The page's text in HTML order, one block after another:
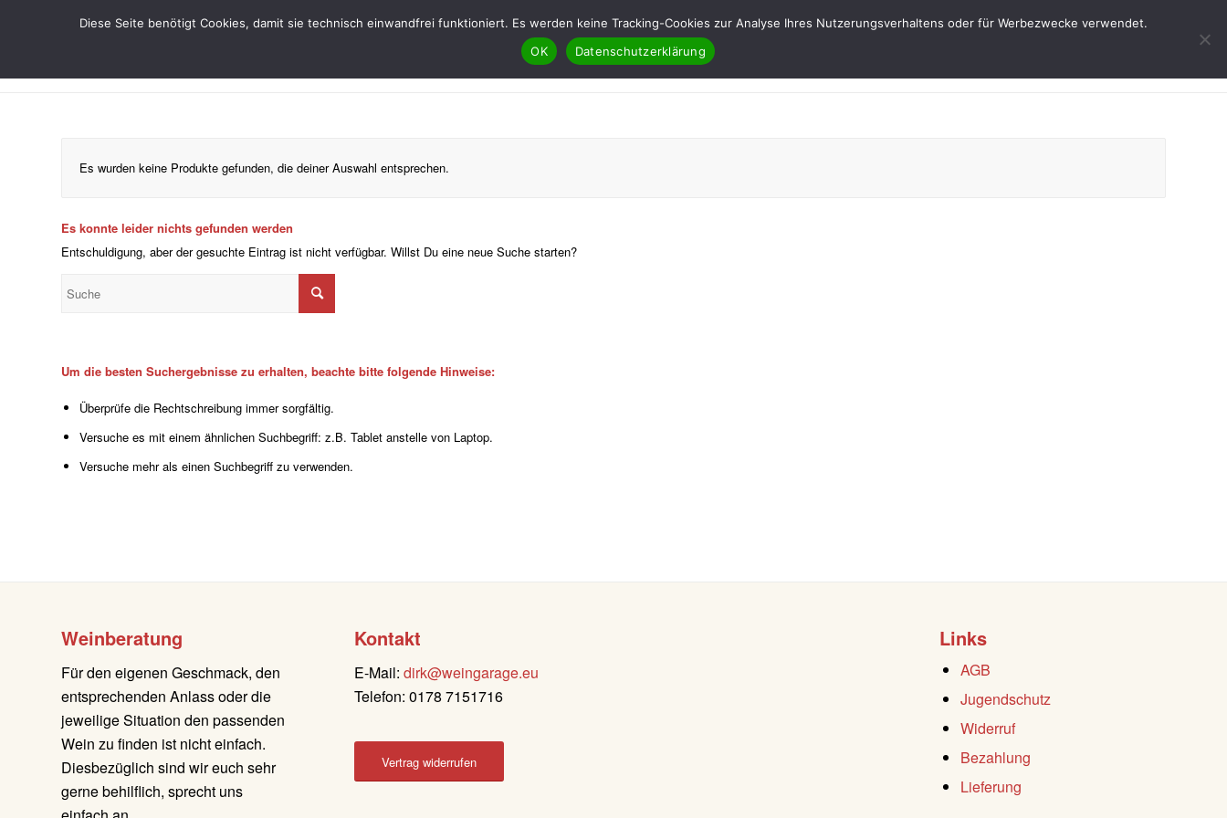
Es wurden keine Produkte gefunden, die deiner Auswahl entsprechen.
Es konnte leider nichts gefunden werden
Entschuldigung, aber der gesuchte Eintrag ist nicht verfügbar. Willst Du eine neue Suche starten?
Um die besten Suchergebnisse zu erhalten, beachte bitte folgende Hinweise:
Überprüfe die Rechtschreibung immer sorgfältig.
Versuche es mit einem ähnlichen Suchbegriff: z.B. Tablet anstelle von Laptop.
Versuche mehr als einen Suchbegriff zu verwenden.
Weinberatung
Für den eigenen Geschmack, den
entsprechenden Anlass oder die
jeweilige Situation den passenden
Wein zu finden ist nicht einfach.
Diesbezüglich sind wir euch sehr
gerne behilflich, sprecht uns
Kontakt
E-Mail: dirk@weingarage.eu
Telefon: 0178 7151716
Vertrag widerrufen
Links
AGB
Jugendschutz
Widerruf
Bezahlung
Lieferung
Diese Seite benötigt Cookies, damit sie technisch einwandfrei funktioniert. Es werden keine Tracking-Cookies zur Analyse Ihres Nutzerungsverhaltens oder für Werbezwecke verwendet.
OK
Datenschutzerklärung